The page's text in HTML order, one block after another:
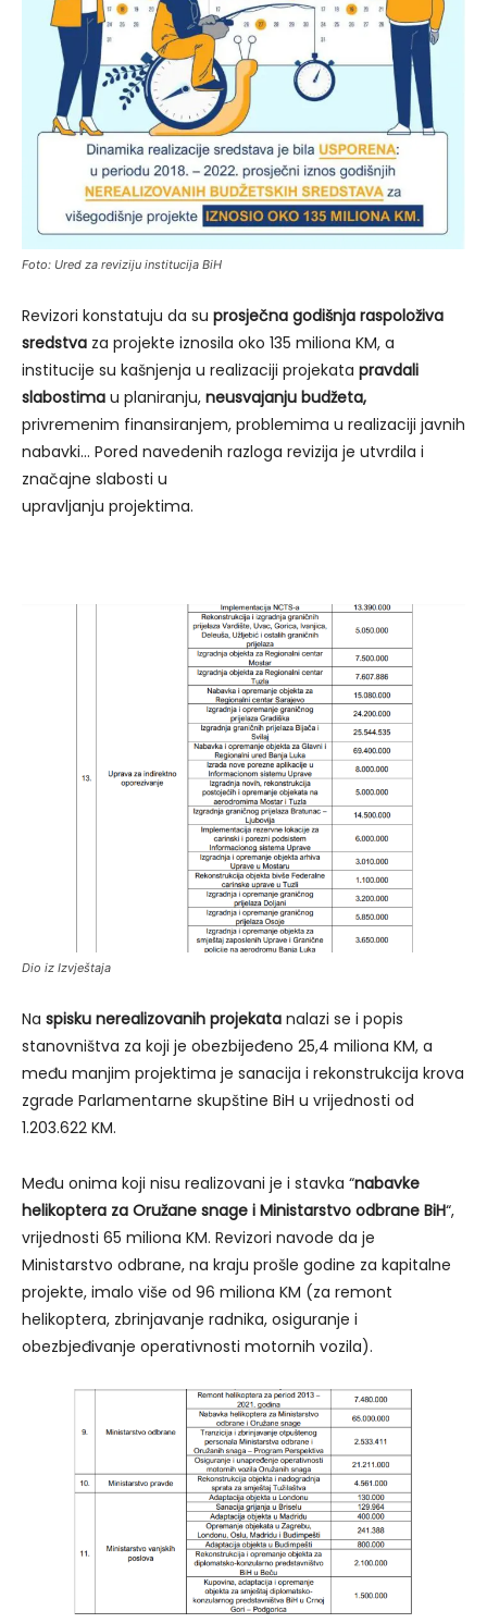
Foto: Ured za reviziju institucija BiH
Revizori konstatuju da su prosječna godišnja raspoloživa
sredstva za projekte iznosila oko 135 miliona KM, a
institucije su kašnjenja u realizaciji projekata pravdali
slabostima u planiranju, neusvajanju budžeta,
privremenim finansiranjem, problemima u realizaciji javnih
nabavki… Pored navedenih razloga revizija je utvrdila i
značajne slabosti u
upravljanju projektima.
Dio iz Izvještaja
Na spisku nerealizovanih projekata nalazi se i popis
stanovništva za koji je obezbijeđeno 25,4 miliona KM, a
među manjim projektima je sanacija i rekonstrukcija krova
zgrade Parlamentarne skupštine BiH u vrijednosti od
1.203.622 KM.
Među onima koji nisu realizovani je i stavka “nabavke
helikoptera za Oružane snage i Ministarstvo odbrane BiH“,
vrijednosti 65 miliona KM. Revizori navode da je
Ministarstvo odbrane, na kraju prošle godine za kapitalne
projekte, imalo više od 96 miliona KM (za remont
helikoptera, zbrinjavanje radnika, osiguranje i
obezbjeđivanje operativnosti motornih vozila).